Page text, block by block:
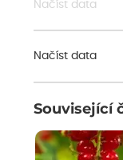
Načíst data
Načíst data
Související